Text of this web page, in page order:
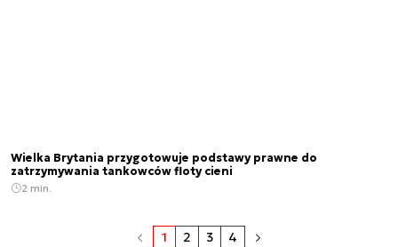
Wielka Brytania przygotowuje podstawy prawne do
zatrzymywania tankowców floty cieni
2 min.
1 2 3 4